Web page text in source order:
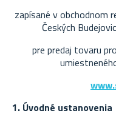
zapísané v obchodnom
Českých
pre predaj tovaru
1. Úvodné ustanovenia